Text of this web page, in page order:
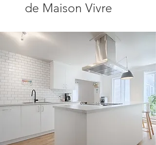
de Maison Vivre